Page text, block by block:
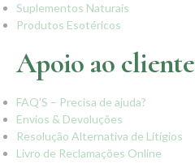
Suplementos Naturais
Produtos Esotéricos
Apoio ao cliente
FAQ’S – Precisa de ajuda?
Envios & Devoluções
Resolução Alternativa de Litígios
Livro de Reclamações Online